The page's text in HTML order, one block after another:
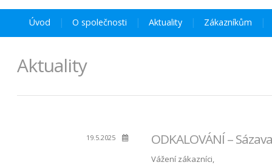
Úvod O společnosti Aktuality Zákazníkům
Aktuality
19.5.2025 ODKALOVÁNÍ –
Vážení zákazníci,